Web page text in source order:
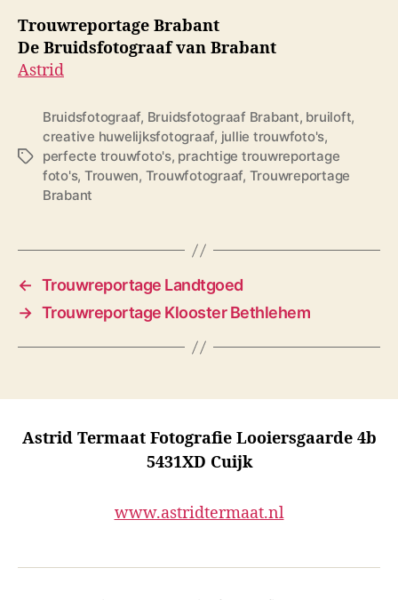
Trouwreportage Brabant
De Bruidsfotograaf van Brabant
Astrid
T
Bruidsfotograaf, Bruidsfotograaf Brabant, bruiloft,
creative huwelijksfotograaf, jullie trouwfoto's,
perfecte trouwfoto's, prachtige trouwreportage
foto's, Trouwen, Trouwfotograaf, Trouwreportage
Brabant
← Trouwreportage Landtgoed
→ Trouwreportage Klooster Bethlehem
Astrid Termaat Fotografie Looiersgaarde 4b
5431XD Cuijk
www.astridtermaat.nl